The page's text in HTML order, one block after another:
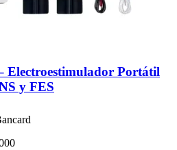
Electroestimulador Portátil
y FES